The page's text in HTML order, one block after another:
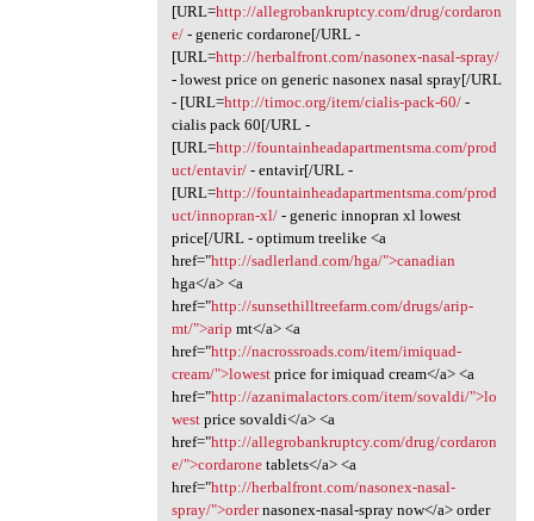
[URL=http://allegrobankruptcy.com/drug/cordaron
e/- generic cordarone[/URL -
[URL=http://herbalfront.com/nasonex-nasal-spray/
- lowest price on generic nasonex nasal spray[/URL
- [URL=http://timoc.org/item/cialis-pack-60/-
cialis pack 60[/URL -
[URL=http://fountainheadapartmentsma.com/prod
uct/entavir/- entavir[/URL -
[URL=http://fountainheadapartmentsma.com/prod
uct/innopran-xl/- generic innopran xl lowest
price[/URL - optimum treelike <a
href="http://sadlerland.com/hga/">canadian
hga</a> <a
href="http://sunsethilltreefarm.com/drugs/arip-
mt/">arip mt</a> <a
href="http://nacrossroads.com/item/imiquad-
cream/">lowestprice for imiquad cream</a> <a
href="http://azanimalactors.com/item/sovaldi/">lo
westprice sovaldi</a> <a
href="http://allegrobankruptcy.com/drug/cordaron
e/">cordaronetablets</a> <a
href="http://herbalfront.com/nasonex-nasal-
spray/">ordernasonex-nasal-spray now</a> order